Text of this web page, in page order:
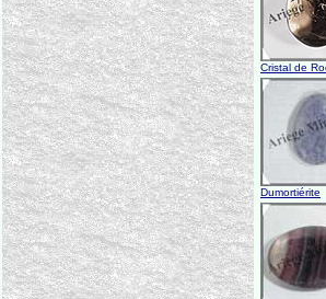
Cristal de
Dumortiérite